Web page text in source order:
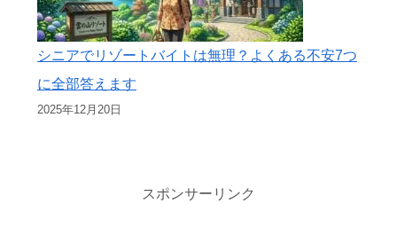
シニアでリゾートバイトは無理？よくある不安7つ
に全部答えます
2025年12月20日
スポンサーリンク